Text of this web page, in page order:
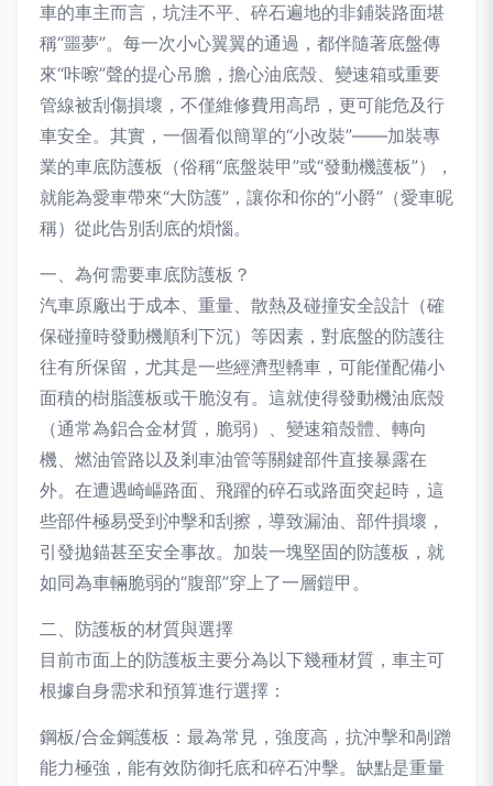
車的車主而言，坑洼不平、碎石遍地的非鋪裝路面堪
稱“噩夢”。每一次小心翼翼的通過，都伴隨著底盤傳
來“咔嚓”聲的提心吊膽，擔心油底殼、變速箱或重要
管線被刮傷損壞，不僅維修費用高昂，更可能危及行
車安全。其實，一個看似簡單的“小改裝”——加裝專
業的車底防護板（俗稱“底盤裝甲”或“發動機護板”），
就能為愛車帶來“大防護”，讓你和你的“小爵”（愛車昵
稱）從此告別刮底的煩惱。
一、為何需要車底防護板？
汽車原廠出于成本、重量、散熱及碰撞安全設計（確
保碰撞時發動機順利下沉）等因素，對底盤的防護往
往有所保留，尤其是一些經濟型轎車，可能僅配備小
面積的樹脂護板或干脆沒有。這就使得發動機油底殼
（通常為鋁合金材質，脆弱）、變速箱殼體、轉向
機、燃油管路以及剎車油管等關鍵部件直接暴露在
外。在遭遇崎嶇路面、飛躍的碎石或路面突起時，這
些部件極易受到沖擊和刮擦，導致漏油、部件損壞，
引發拋錨甚至安全事故。加裝一塊堅固的防護板，就
如同為車輛脆弱的“腹部”穿上了一層鎧甲。
二、防護板的材質與選擇
目前市面上的防護板主要分為以下幾種材質，車主可
根據自身需求和預算進行選擇：
鋼板/合金鋼護板：最為常見，強度高，抗沖擊和剮蹭
能力極強，能有效防御托底和碎石沖擊。缺點是重量